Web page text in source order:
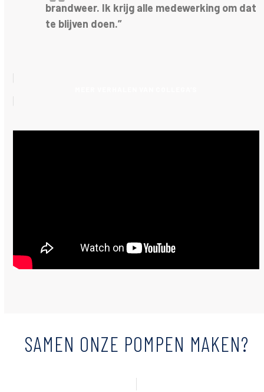
brandweer. Ik krijg alle medewerking om dat
te blijven doen.”
SAMEN ONZE POMPEN MAKEN?